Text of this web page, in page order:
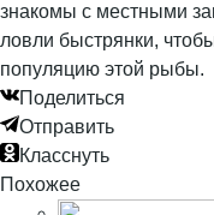
знакомы с местными
ловли быстрянки,
популяцию этой рыбы.
Поделиться
Отправить
Класснуть
Похожее